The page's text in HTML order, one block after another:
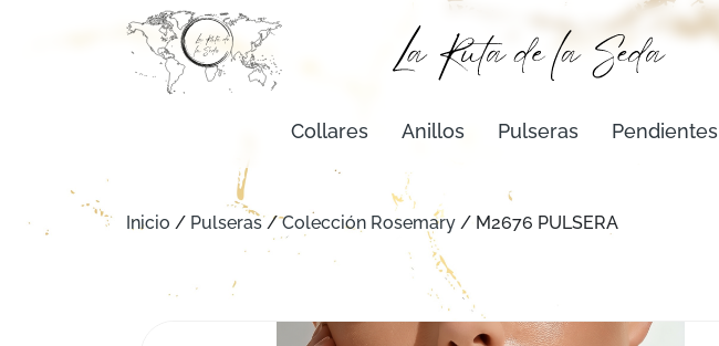
Collares Anillos Pulseras Pendientes
Inicio / Pulseras/Colección Rosemary / M2676 PULSERA